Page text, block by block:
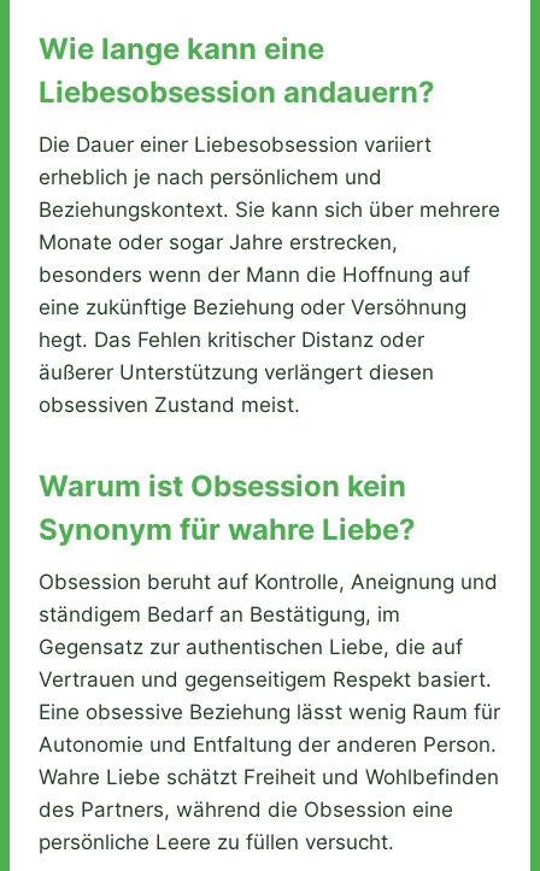
Wie lange kann eine
Liebesobsession andauern?
Die Dauer einer Liebesobsession variiert
erheblich je nach persönlichem und
Beziehungskontext. Sie kann sich über mehrere
Monate oder sogar Jahre erstrecken,
besonders wenn der Mann die Hoffnung auf
eine zukünftige Beziehung oder Versöhnung
hegt. Das Fehlen kritischer Distanz oder
äußerer Unterstützung verlängert diesen
obsessiven Zustand meist.
Warum ist Obsession kein
Synonym für wahre Liebe?
Obsession beruht auf Kontrolle, Aneignung und
ständigem Bedarf an Bestätigung, im
Gegensatz zur authentischen Liebe, die auf
Vertrauen und gegenseitigem Respekt basiert.
Eine obsessive Beziehung lässt wenig Raum für
Autonomie und Entfaltung der anderen Person.
Wahre Liebe schätzt Freiheit und Wohlbefinden
des Partners, während die Obsession eine
persönliche Leere zu füllen versucht.